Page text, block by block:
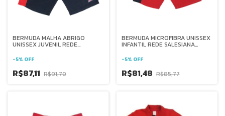
BERMUDA MALHA ABRIGO
UNISSEX JUVENIL REDE
-5% OFF
R$87,11 R$91,70
BERMUDA MICROFIBRA UNISSEX
INFANTIL REDE SALESIANA
-5% OFF
R$81,48 R$85,77